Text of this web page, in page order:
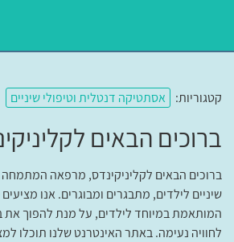
קטגוריות: אסתטיקה דנטלית וטיפולי שיניים
ברוכים הבאים
ברוכים הבאים לקליניקינדס, מרפאה המתמחה
שיניים לילדים, מתבגרים ומבוגרים. אנו
המותאמת במיוחד לילדים, על מנת להפוך את
לחוויה נעימה. באתר האינטרנט שלנו תוכלו